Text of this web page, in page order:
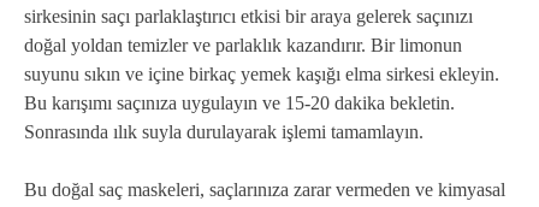
sirkesinin saçı parlaklaştırıcı etkisi bir araya gelerek saçınızı
doğal yoldan temizler ve parlaklık kazandırır. Bir limonun
suyunu sıkın ve içine birkaç yemek kaşığı elma sirkesi ekleyin.
Bu karışımı saçınıza uygulayın ve 15-20 dakika bekletin.
Sonrasında ılık suyla durulayarak işlemi tamamlayın.
Bu doğal saç maskeleri, saçlarınıza zarar vermeden ve kimyasal